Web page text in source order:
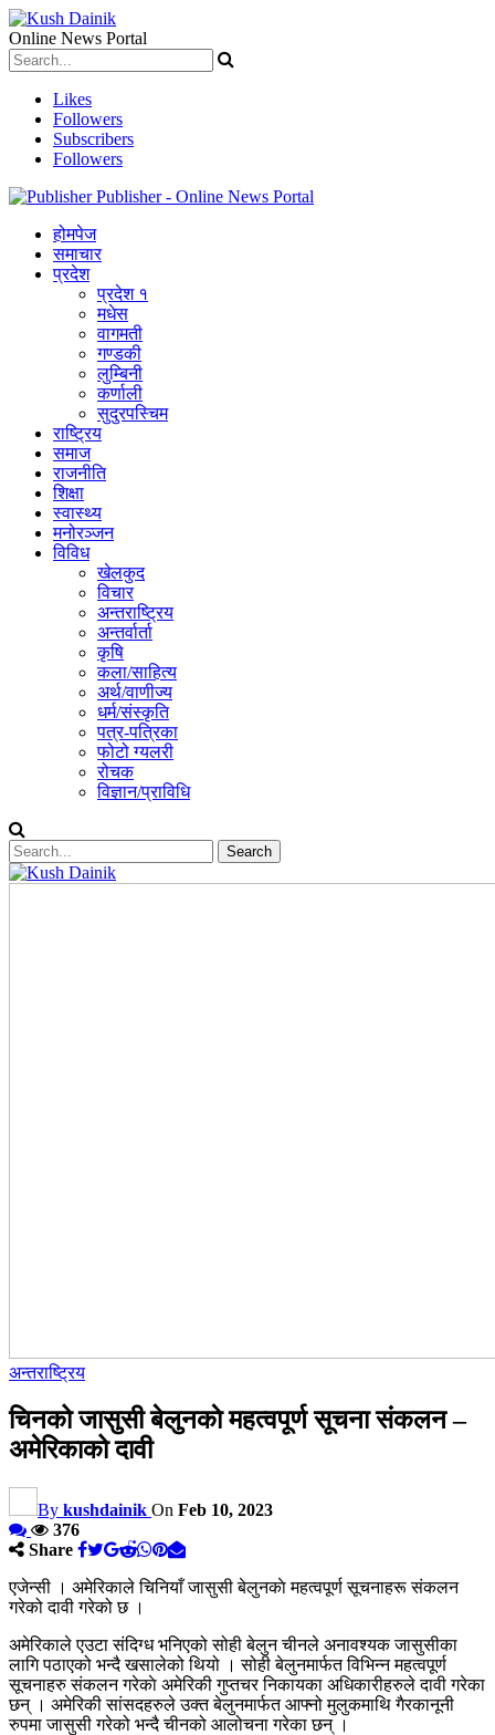
Online News Portal
Likes
Followers
Subscribers
Followers
Publisher - Online News Portal
होमपेज
समाचार
प्रदेश
प्रदेश १
मधेस
वागमती
गण्डकी
लुम्बिनी
कर्णाली
सुदुरपस्चिम
राष्ट्रिय
समाज
राजनीति
शिक्षा
स्वास्थ्य
मनोरञ्जन
विविध
खेलकुद
विचार
अन्तराष्ट्रिय
अन्तर्वार्ता
कृषि
कला/साहित्य
अर्थ/वाणीज्य
धर्म/संस्कृति
पत्र-पत्रिका
फोटो ग्यलरी
रोचक
विज्ञान/प्राविधि
अन्तराष्ट्रिय
चिनको जासुसी बेलुनकाे महत्वपूर्ण सूचना संकलन –
अमेरिकाको दावी
By kushdainik On Feb 10, 2023
376
Share
एजेन्सी । अमेरिकाले चिनियाँ जासुसी बेलुनकाे महत्वपूर्ण सूचनाहरू संकलन
गरेको दावी गरेको छ ।
अमेरिकाले एउटा संदिग्ध भनिएको सोही बेलुन चीनले अनावश्यक जासुसीका
लागि पठाएको भन्दै खसालेको थियो । सोही बेलुनमार्फत विभिन्न महत्वपूर्ण
सूचनाहरु संकलन गरेकाे अमेरिकी गुप्तचर निकायका अधिकारीहरुले दावी गरेका
छन् । अमेरिकी सांसदहरुले उक्त बेलुनमार्फत आफ्नो मुलुकमाथि गैरकानूनी
रुपमा जासुसी गरेको भन्दै चीनको आलोचना गरेका छन् ।